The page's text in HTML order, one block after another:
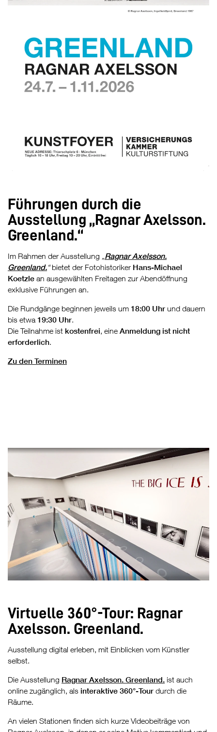
Führungen durch die
Ausstellung „Ragnar Axelsson.
Greenland.“
Im Rahmen der Ausstellung
Ragnar Axelsson.
Greenland.“bietet der Fotohistoriker Hans-Michael
Koetzle an ausgewählten Freitagen zur Abendöffnung
exklusive Führungen an.
Die Rundgänge beginnen jeweils um 18:00 Uhr und dauern
bis etwa 19:30 Uhr
Die Teilnahme ist kostenfrei , eine Anmeldung ist nicht
erforderlich
Zu den Terminen
Virtuelle 360°-Tour: Ragnar
Axelsson. Greenland.
Ausstellung digital erleben, mit Einblicken vom Künstler
selbst.
Die Ausstellung Ragnar Axelsson. Greenland. ist auch
online zugänglich, als interaktive 360°-Tour durch die
Räume.
An vielen Stationen finden sich kurze Videobeiträge von